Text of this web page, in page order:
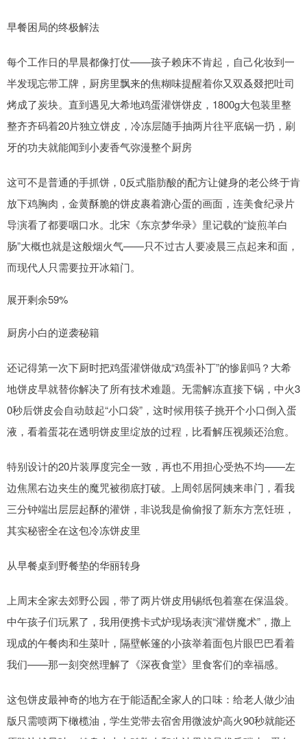
早餐困局的终极解法
每个工作日的早晨都像打仗——孩子赖床不肯起，自己化妆到一
半发现忘带工牌，厨房里飘来的焦糊味提醒着你又双叒叕把吐司
烤成了炭块。直到遇见大希地鸡蛋灌饼饼皮，1800g大包装里整
整齐齐码着20片独立饼皮，冷冻层随手抽两片往平底锅一扔，刷
牙的功夫就能闻到小麦香气弥漫整个厨房
这可不是普通的手抓饼，0反式脂肪酸的配方让健身的老公终于肯
放下鸡胸肉，金黄酥脆的饼皮裹着溏心蛋的画面，连美食纪录片
导演看了都要咽口水。北宋《东京梦华录》里记载的“旋煎羊白
肠”大概也就是这般烟火气——只不过古人要凌晨三点起来和面，
而现代人只需要拉开冰箱门。
展开剩余59%
厨房小白的逆袭秘籍
还记得第一次下厨时把鸡蛋灌饼做成“鸡蛋补丁”的惨剧吗？大希
地饼皮早就替你解决了所有技术难题。无需解冻直接下锅，中火3
0秒后饼皮会自动鼓起“小口袋”，这时候用筷子挑开个小口倒入蛋
液，看着蛋花在透明饼皮里绽放的过程，比看解压视频还治愈。
特别设计的20片装厚度完全一致，再也不用担心受热不均——左
边焦黑右边夹生的魔咒被彻底打破。上周邻居阿姨来串门，看我
三分钟端出层层起酥的灌饼，非说我是偷偷报了新东方烹饪班，
其实秘密全在这包冷冻饼皮里
从早餐桌到野餐垫的华丽转身
上周末全家去郊野公园，带了两片饼皮用锡纸包着塞在保温袋。
中午孩子们玩累了，我用便携卡式炉现场表演“灌饼魔术”，撒上
现成的午餐肉和生菜叶，隔壁帐篷的小孩举着面包片眼巴巴看着
我们——那一刻突然理解了《深夜食堂》里食客们的幸福感。
这包饼皮最神奇的地方在于能适配全家人的口味：给老人做少油
版只需喷两下橄榄油，学生党带去宿舍用微波炉高火90秒就能还